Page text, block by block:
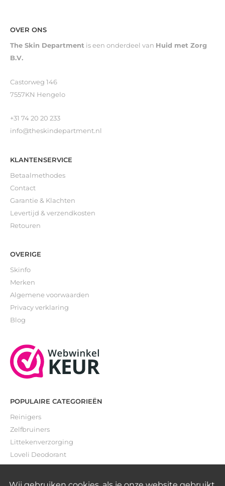
OVER ONS
The Skin Department is een onderdeel van Huid met Zorg
B.V.
Castorweg 146
7557KN Hengelo
+31 74 20 20 233
info@theskindepartment.nl
KLANTENSERVICE
Betaalmethodes
Contact
Garantie & Klachten
Levertijd & verzendkosten
Retouren
OVERIGE
Skinfo
Merken
Algemene voorwaarden
Privacy verklaring
Blog
POPULAIRE CATEGORIEËN
Reinigers
Zelfbruiners
Littekenverzorging
Loveli Deodorant